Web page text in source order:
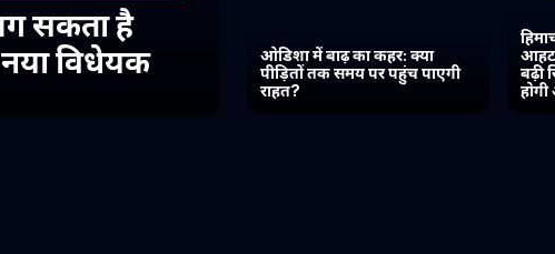
सकता है
विधेयक
ओडिशा में बाढ़ का कहर: क्या
पीड़ितों तक समय पर पहुंच पाएगी
राहत?
बढ़ी
होगी